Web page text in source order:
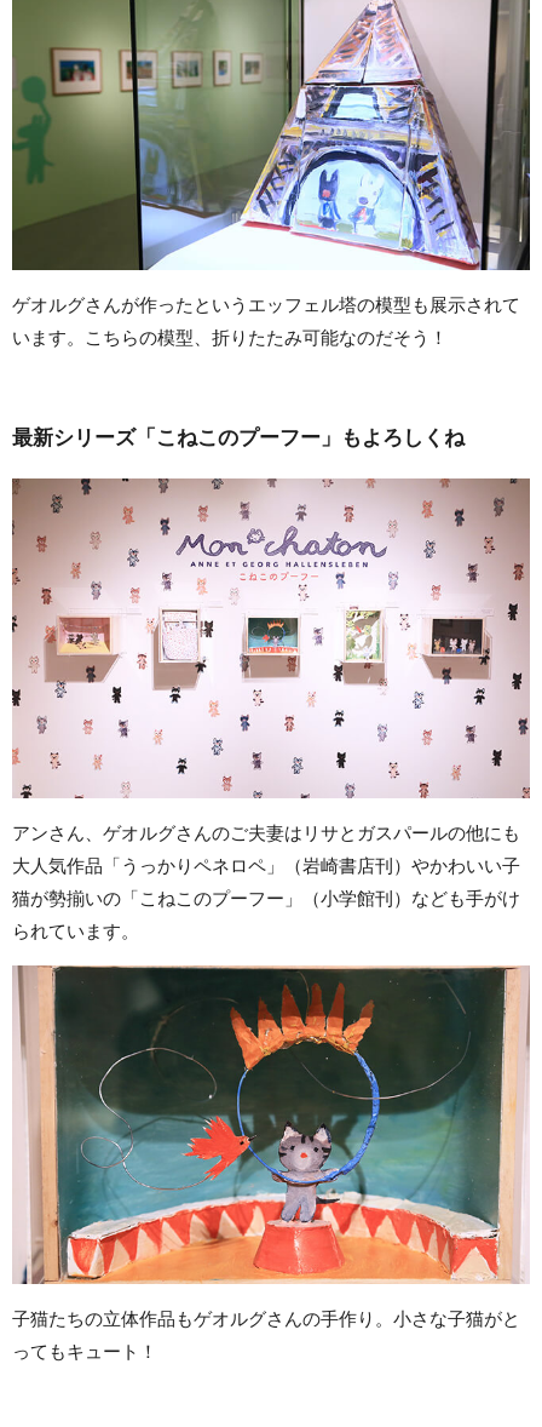
ゲオルグさんが作ったというエッフェル塔の模型も展示されて
います。こちらの模型、折りたたみ可能なのだそう！
最新シリーズ「こねこのプーフー」もよろしくね
アンさん、ゲオルグさんのご夫妻はリサとガスパールの他にも
大人気作品「うっかりペネロペ」（岩崎書店刊）やかわいい子
猫が勢揃いの「こねこのプーフー」（小学館刊）なども手がけ
られています。
子猫たちの立体作品もゲオルグさんの手作り。小さな子猫がと
ってもキュート！